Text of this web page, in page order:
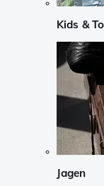
Kids &
Jagen